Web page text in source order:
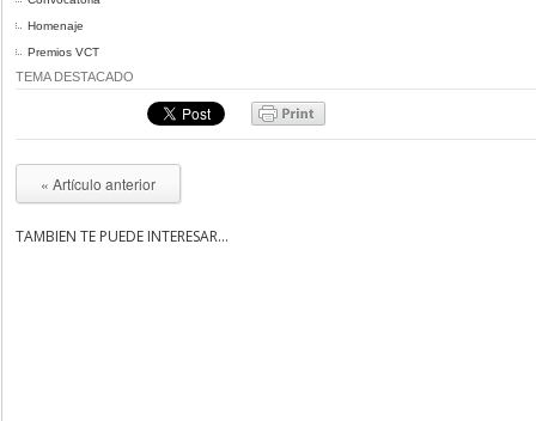
Homenaje
Premios VCT
TEMA DESTACADO
« Artículo anterior
TAMBIÉN TE PUEDE INTERESAR...